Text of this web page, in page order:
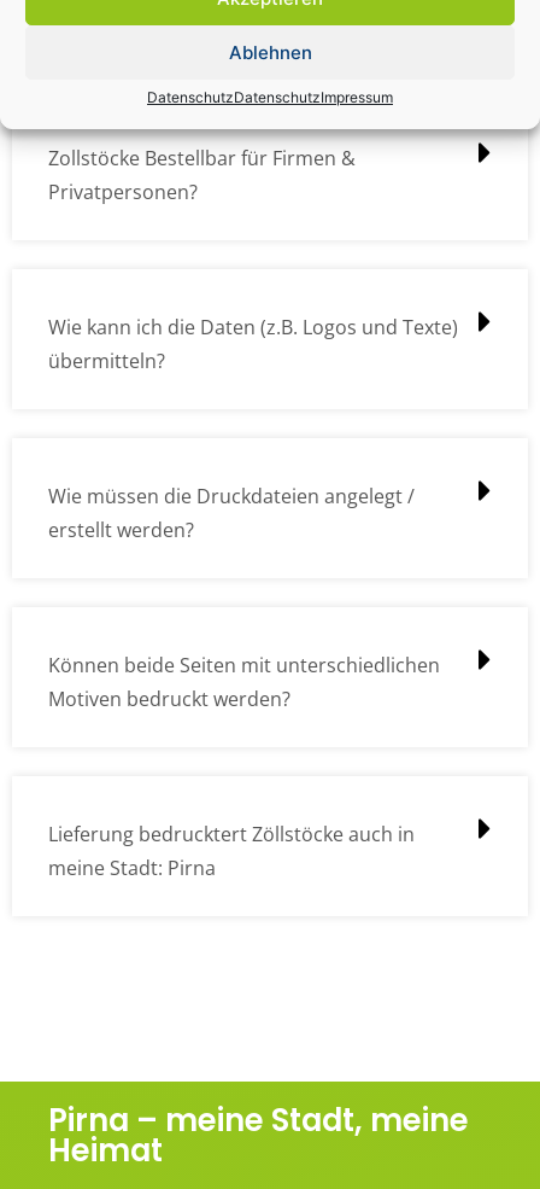
Ablehnen
DatenschutzDatenschutzImpressum
kostet das was?
Zollstöcke Bestellbar für Firmen &
Privatpersonen?
Wie kann ich die Daten (z.B. Logos und Texte)
übermitteln?
Wie müssen die Druckdateien angelegt /
erstellt werden?
Können beide Seiten mit unterschiedlichen
Motiven bedruckt werden?
Lieferung bedrucktert Zöllstöcke auch in
meine Stadt: Pirna
Pirna – meine Stadt, meine
Heimat